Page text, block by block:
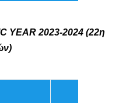
YEAR 2023-2024 (22η